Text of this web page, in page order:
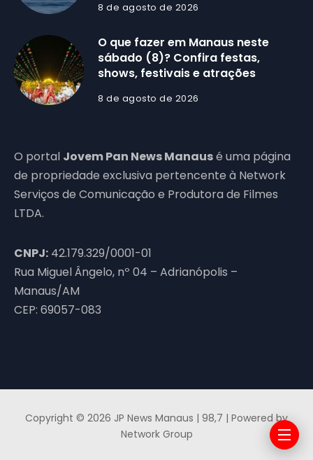
8 de agosto de 2026
O que fazer em Manaus neste
sábado (8)? Confira festas,
shows, festivais e atrações
8 de agosto de 2026
O portal Jovem Pan News Manausé uma página
de propriedade exclusiva pertencente à Network
Serviços de Comunicação e Produtora de Filmes
LTDA.
CNPJ: 42.179.329/0001-01
Rua Miguel Ângelo, nº 04 – Adrianópolis –
Manaus/AM
CEP: 69057-083
Copyright © 2026 JP News Manaus | 98,7 | Powered by
Network Group